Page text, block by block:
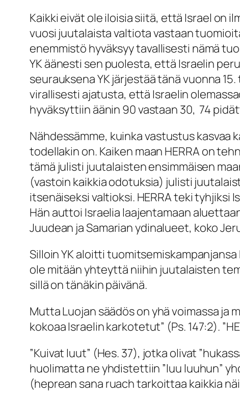
Kaikki eivät ole iloisia siitä, että Israel on
vuosi juutalaista valtiota vastaan
enemmistö hyväksyy tavallisesti nämä
YK äänesti sen puolesta, että Israelin
seurauksena YK järjestää tänä vuonna
virallisesti ajatusta, että Israelin
hyväksyttiin äänin 90 vastaan 30, 74
Nähdessämme, kuinka vastustus kasvaa
todellakin on. Kaiken maan HERRA on
tämä julisti juutalaisten ensimmäisen
(vastoin kaikkia odotuksia) julisti
itsenäiseksi valtioksi. HERRA teki
Hän auttoi Israelia laajentamaan
Juudean ja Samarian ydinalueet, koko
Silloin YK aloitti
ole mitään yhteyttä niihin juutalaisten
sillä on tänäkin päivänä.
Mutta Luojan säädös on yhä voimassa ja
kokoaa Israelin karkotetut” (Ps. 147:2). ”
”Kuivat luut” (Hes. 37), jotka olivat ”
huolimatta ne yhdistettiin ”luu luuhun”
(heprean sana ruachtarkoittaa kaikkia